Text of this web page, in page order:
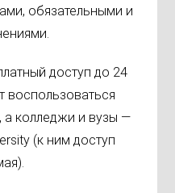
обязательными и
доступ до 24
воспользоваться
а колледжи и вузы —
(к ним доступ